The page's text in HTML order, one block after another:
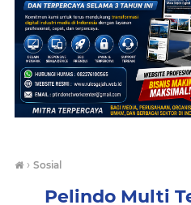
› Sosial
Pelindo Multi